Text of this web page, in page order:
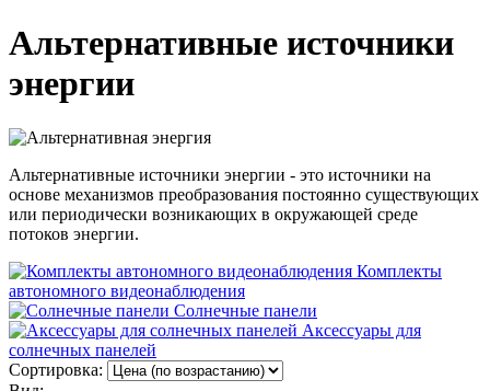
Альтернативные источники
энергии
Альтернативные источники энергии - это источники на
основе механизмов преобразования постоянно существующих
или периодически возникающих в окружающей среде
потоков энергии.
Комплекты
автономного видеонаблюдения
Солнечные панели
Аксессуары для
солнечных панелей
Сортировка: